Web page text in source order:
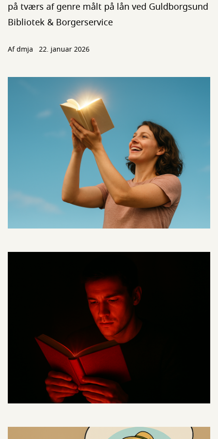
på tværs af genre målt på lån ved Guldborgsund
Bibliotek & Borgerservice
Afdmja 22. januar 2026